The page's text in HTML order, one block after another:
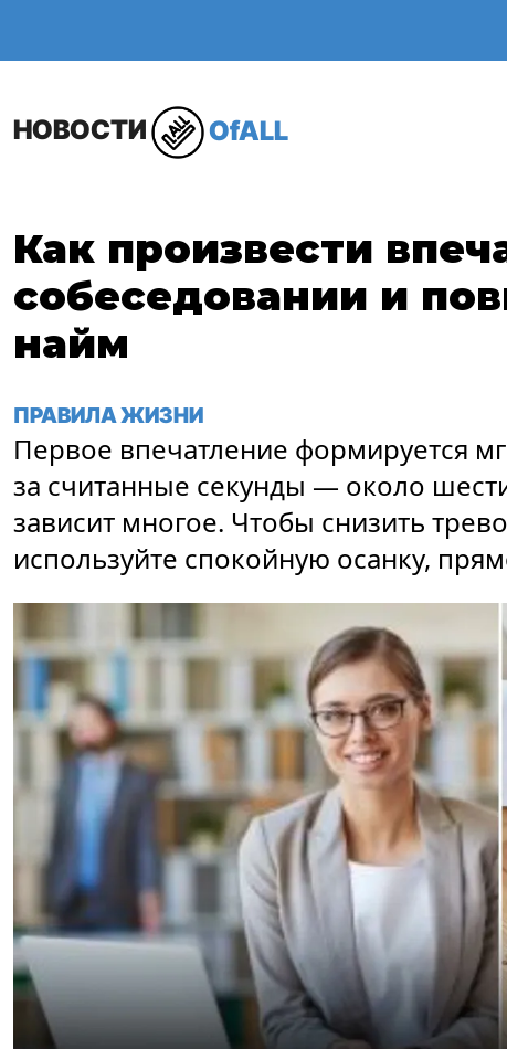
НОВОСТИ OfALL
Как произвести
собеседовании и
найм
ПРАВИЛА ЖИЗНИ
Первое впечатление формируется
за считанные секунды — около
зависит многое. Чтобы снизить
используйте спокойную осанку,